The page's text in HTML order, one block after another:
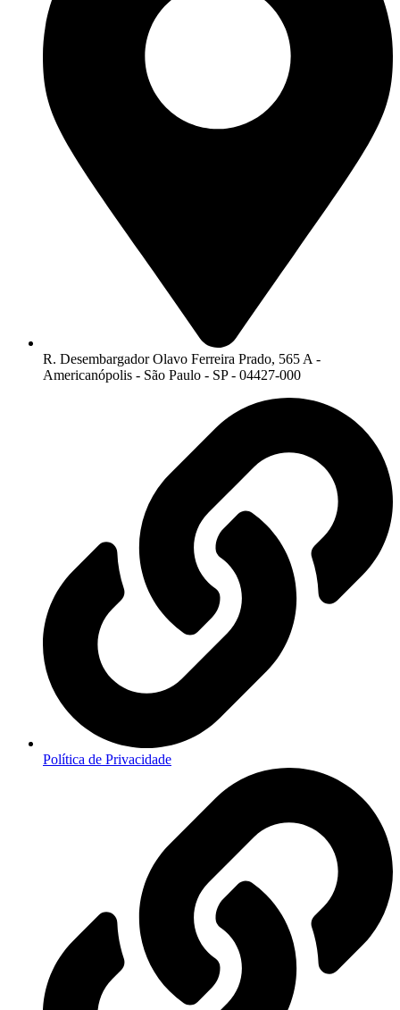
R. Desembargador Olavo Ferreira Prado, 565 A -
Americanópolis - São Paulo - SP - 04427-000
Política de Privacidade